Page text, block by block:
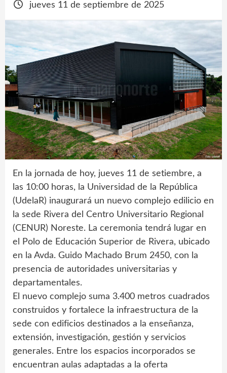
jueves 11 de septiembre de 2025
En la jornada de hoy, jueves 11 de setiembre, a
las 10:00 horas, la Universidad de la República
(UdelaR) inaugurará un nuevo complejo edilicio en
la sede Rivera del Centro Universitario Regional
(CENUR) Noreste. La ceremonia tendrá lugar en
el Polo de Educación Superior de Rivera, ubicado
en la Avda. Guido Machado Brum 2450, con la
presencia de autoridades universitarias y
departamentales.
El nuevo complejo suma 3.400 metros cuadrados
construidos y fortalece la infraestructura de la
sede con edificios destinados a la enseñanza,
extensión, investigación, gestión y servicios
generales. Entre los espacios incorporados se
encuentran aulas adaptadas a la oferta